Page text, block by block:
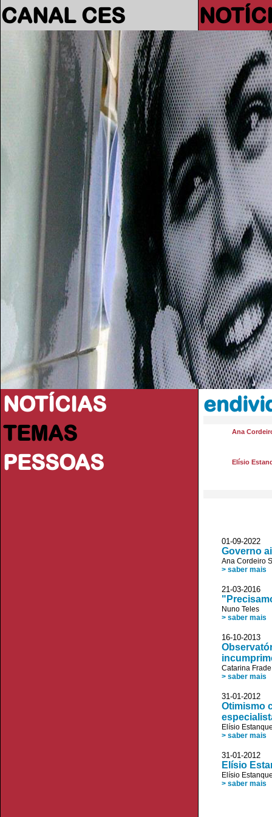
CANAL CES
NOTÍCIAS
TEMAS
PESSOAS
Ana
Elísio
01-09-
Governo
Ana Cordeiro
> saber mais
21-03-
Nuno Teles
> saber mais
16-10-2013
Catarina Frade
> saber mais
31-01-2012
Otimismo
Elísio
> saber mais
31-01-2012
Elísio
Elísio
> saber mais